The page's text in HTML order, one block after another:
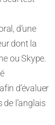
d’une
dont la
ou Skype.
d’évaluer
l’anglais